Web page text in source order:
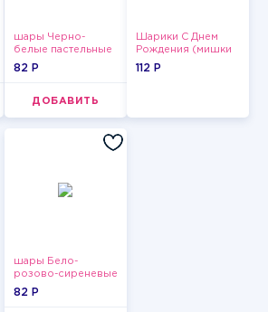
шары Черно-
белые пастельные
82 P
ДОБАВИТЬ
Шарики С Днем
Рождения (мишки
и тортики)
112 P
шары Бело-
розово-сиреневые
пастельные
82 P